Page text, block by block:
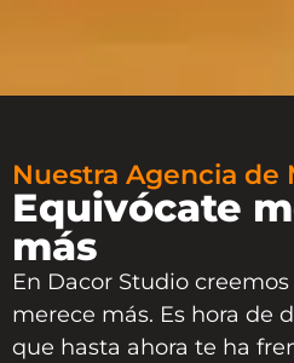
Nuestra Agencia
Equivócate
más
En Dacor Studio
merece más. Es hora de
que hasta ahora te ha